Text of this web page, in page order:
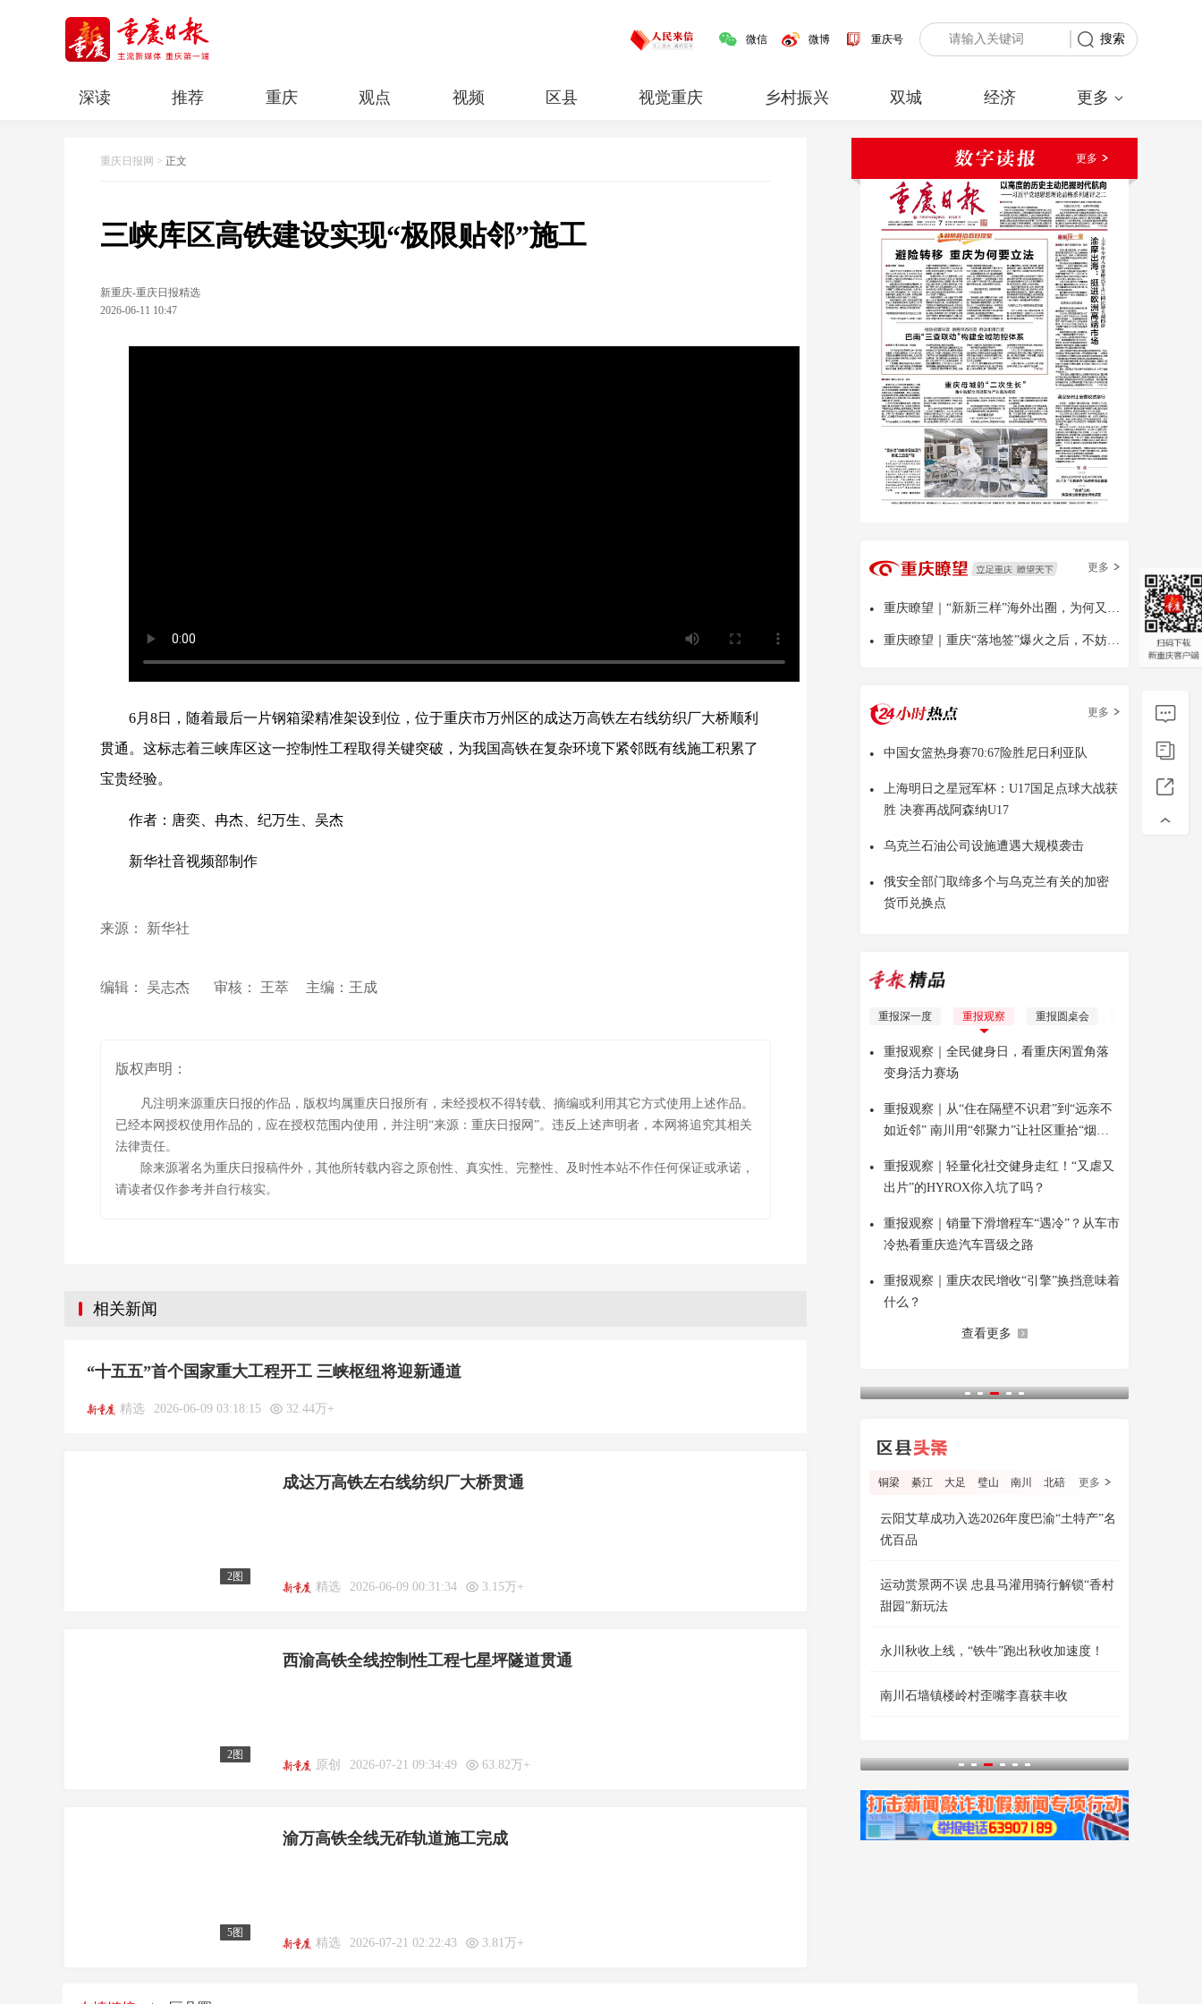
微信 微博 重庆号 搜索
深读 推荐 重庆 观点 视频 区县 视觉重庆 乡村振兴 双城 经济 更多
重庆日报网 > 正文
三峡库区高铁建设实现“极限贴邻”施工
新重庆-重庆日报精选
2026-06-11 10:47
6月8日，随着最后一片钢箱梁精准架设到位，位于重庆市万州区的成达万高铁左右线纺织厂大桥顺利
贯通。这标志着三峡库区这一控制性工程取得关键突破，为我国高铁在复杂环境下紧邻既有线施工积累了
宝贵经验。
作者：唐奕、冉杰、纪万生、吴杰
新华社音视频部制作
来源： 新华社
编辑： 吴志杰 审核： 王萃 主编：王成
版权声明：
凡注明来源重庆日报的作品，版权均属重庆日报所有，未经授权不得转载、摘编或利用其它方式使用上述作品。
已经本网授权使用作品的，应在授权范围内使用，并注明“来源：重庆日报网”。违反上述声明者，本网将追究其相关
法律责任。
除来源署名为重庆日报稿件外，其他所转载内容之原创性、真实性、完整性、及时性本站不作任何保证或承诺，
请读者仅作参考并自行核实。
相关新闻
“十五五”首个国家重大工程开工 三峡枢纽将迎新通道
精选 2026-06-09 03:18:15 32.44万+
2图
成达万高铁左右线纺织厂大桥贯通
精选 2026-06-09 00:31:34 3.15万+
2图
西渝高铁全线控制性工程七星坪隧道贯通
原创 2026-07-21 09:34:49 63.82万+
5图
渝万高铁全线无砟轨道施工完成
精选 2026-07-21 02:22:43 3.81万+
更多
更多
• 重庆瞭望｜“新新三样”海外出圈，为何又是中国
• 重庆瞭望｜重庆“落地签”爆火之后，不妨多问几句
更多
• 中国女篮热身赛70:67险胜尼日利亚队
•
上海明日之星冠军杯：U17国足点球大战获
胜 决赛再战阿森纳U17
• 乌克兰石油公司设施遭遇大规模袭击
•
俄安全部门取缔多个与乌克兰有关的加密
货币兑换点
重报深一度 重报观察 重报圆桌会
•
重报观察｜全民健身日，看重庆闲置角落
变身活力赛场
•
重报观察｜从“住在隔壁不识君”到“远亲不
如近邻” 南川用“邻聚力”让社区重拾“烟火
•
重报观察｜轻量化社交健身走红！“又虐又
出片”的HYROX你入坑了吗？
•
重报观察｜销量下滑增程车“遇冷”？从车市
冷热看重庆造汽车晋级之路
•
重报观察｜重庆农民增收“引擎”换挡意味着
什么？
查看更多
铜梁 綦江 大足 璧山 南川 北碚 更多
云阳艾草成功入选2026年度巴渝“土特产”名
优百品
运动赏景两不误 忠县马灌用骑行解锁“香村
甜园”新玩法
永川秋收上线，“铁牛”跑出秋收加速度！
南川石墙镇楼岭村歪嘴李喜获丰收